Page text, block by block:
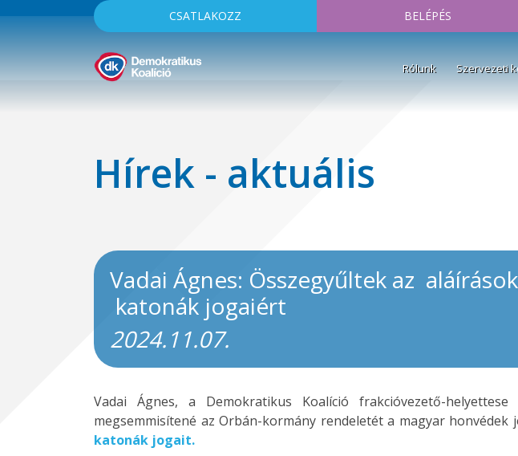
CSATLAKOZZ BELÉPÉS
Rólunk Szervezeti
Hírek - aktuális
Vadai Ágnes: Összegyűltek az
katonák jogaiért
2024.11.07.
Vadai Ágnes, a Demokratikus Koalíció frakcióvezető-
megsemmisítené az Orbán-kormány rendeletét a magyar honvédek
katonák jogait.